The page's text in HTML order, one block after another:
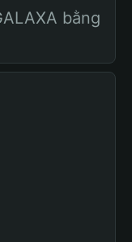
bằng